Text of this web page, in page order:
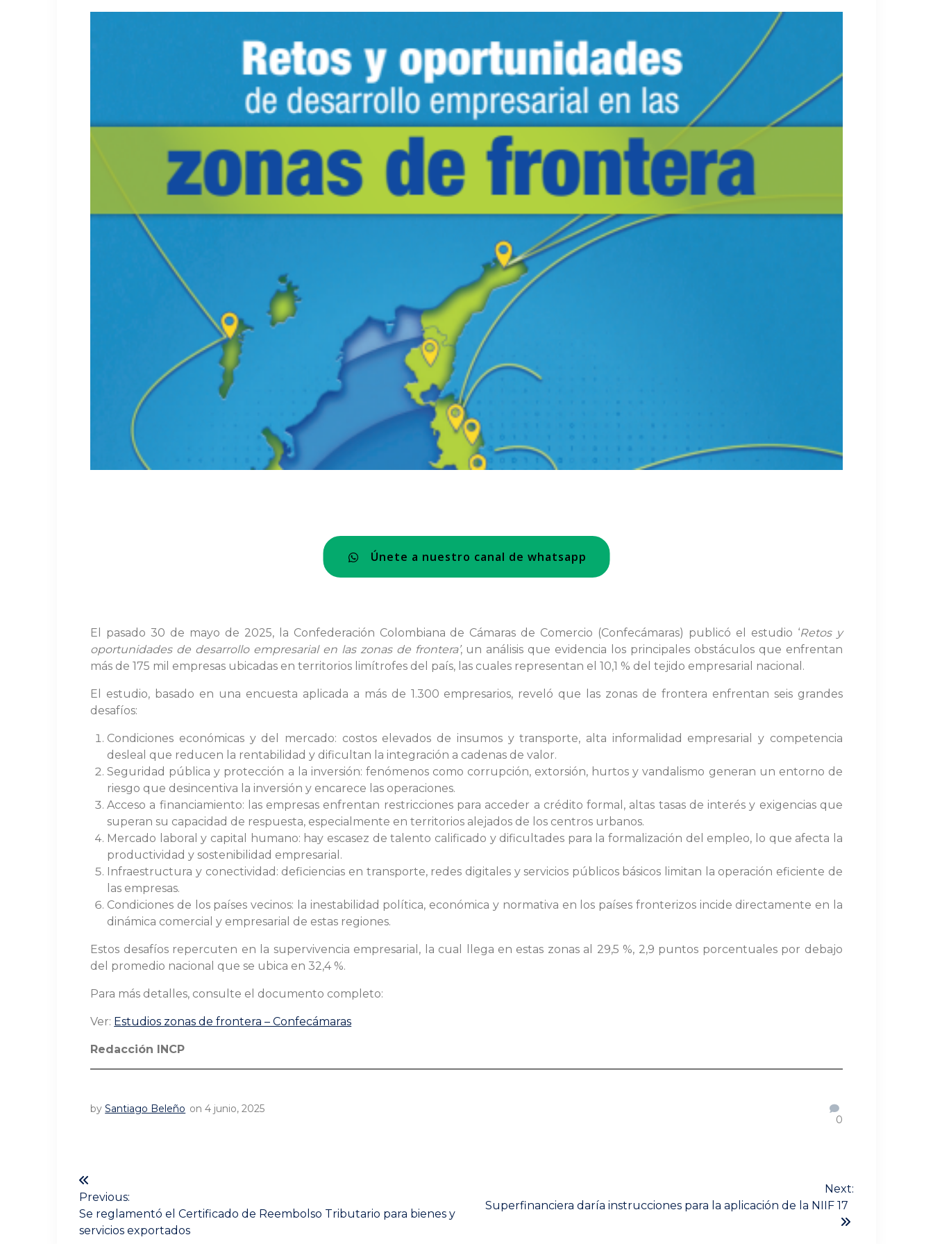
Únete a nuestro canal de whatsapp
El pasado 30 de mayo de 2025, la Confederación Colombiana de Cámaras de Comercio (Confecámaras) publicó el estudio ‘Retos y
oportunidades de desarrollo empresarial en las zonas de frontera’, un análisis que evidencia los principales obstáculos que enfrentan
más de 175 mil empresas ubicadas en territorios limítrofes del país, las cuales representan el 10,1 % del tejido empresarial nacional.
El estudio, basado en una encuesta aplicada a más de 1.300 empresarios, reveló que las zonas de frontera enfrentan seis grandes
desafíos:
Condiciones económicas y del mercado: costos elevados de insumos y transporte, alta informalidad empresarial y competencia
desleal que reducen la rentabilidad y dificultan la integración a cadenas de valor.
Seguridad pública y protección a la inversión: fenómenos como corrupción, extorsión, hurtos y vandalismo generan un entorno de
riesgo que desincentiva la inversión y encarece las operaciones.
Acceso a financiamiento: las empresas enfrentan restricciones para acceder a crédito formal, altas tasas de interés y exigencias que
superan su capacidad de respuesta, especialmente en territorios alejados de los centros urbanos.
Mercado laboral y capital humano: hay escasez de talento calificado y dificultades para la formalización del empleo, lo que afecta la
productividad y sostenibilidad empresarial.
Infraestructura y conectividad: deficiencias en transporte, redes digitales y servicios públicos básicos limitan la operación eficiente de
las empresas.
Condiciones de los países vecinos: la inestabilidad política, económica y normativa en los países fronterizos incide directamente en la
dinámica comercial y empresarial de estas regiones.
Estos desafíos repercuten en la supervivencia empresarial, la cual llega en estas zonas al 29,5 %, 2,9 puntos porcentuales por debajo
del promedio nacional que se ubica en 32,4 %.
Para más detalles, consulte el documento completo:
Ver: Estudios zonas de frontera – Confecámaras
Redacción INCP
bySantiago Beleño on 4 junio, 2025
0
Navegación
de
Previous:
Previous
post:
Se reglamentó el Certificado de Reembolso Tributario para bienes y
servicios exportados
Next:
Next
Superfinanciera daría instrucciones para la aplicación de la NIIF 17